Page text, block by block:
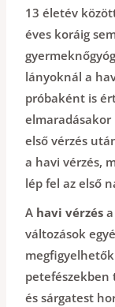
13 életév
éves koráig
lányoknál a
próbaként is
elmaradásakor
első vérzés
a havi vérzés,
lép fel az első
A havi vérzés
változások
és sárgatest